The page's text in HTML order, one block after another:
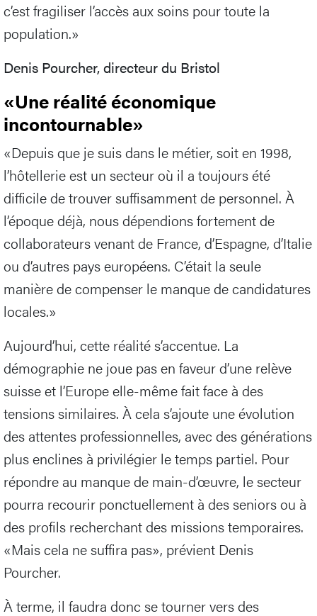
c’est fragiliser l’accès aux soins pour toute la
population.»
Denis Pourcher, directeur du Bristol
«Une réalité économique
incontournable»
«Depuis que je suis dans le métier, soit en 1998,
l’hôtellerie est un secteur où il a toujours été
difficile de trouver suffisamment de personnel. À
l’époque déjà, nous dépendions fortement de
collaborateurs venant de France, d’Espagne, d’Italie
ou d’autres pays européens. C’était la seule
manière de compenser le manque de candidatures
locales.»
Aujourd’hui, cette réalité s’accentue. La
démographie ne joue pas en faveur d’une relève
suisse et l’Europe elle-même fait face à des
tensions similaires. À cela s’ajoute une évolution
des attentes professionnelles, avec des générations
plus enclines à privilégier le temps partiel. Pour
répondre au manque de main-d’œuvre, le secteur
pourra recourir ponctuellement à des seniors ou à
des profils recherchant des missions temporaires.
«Mais cela ne suffira pas», prévient Denis
Pourcher.
À terme, il faudra donc se tourner vers des